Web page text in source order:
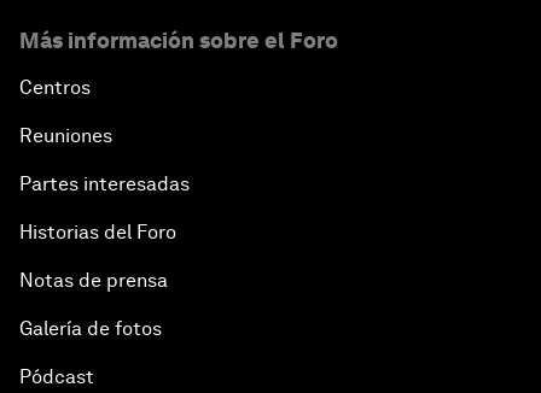
Más información sobre el Foro
Centros
Reuniones
Partes interesadas
Historias del Foro
Notas de prensa
Galería de fotos
Pódcast